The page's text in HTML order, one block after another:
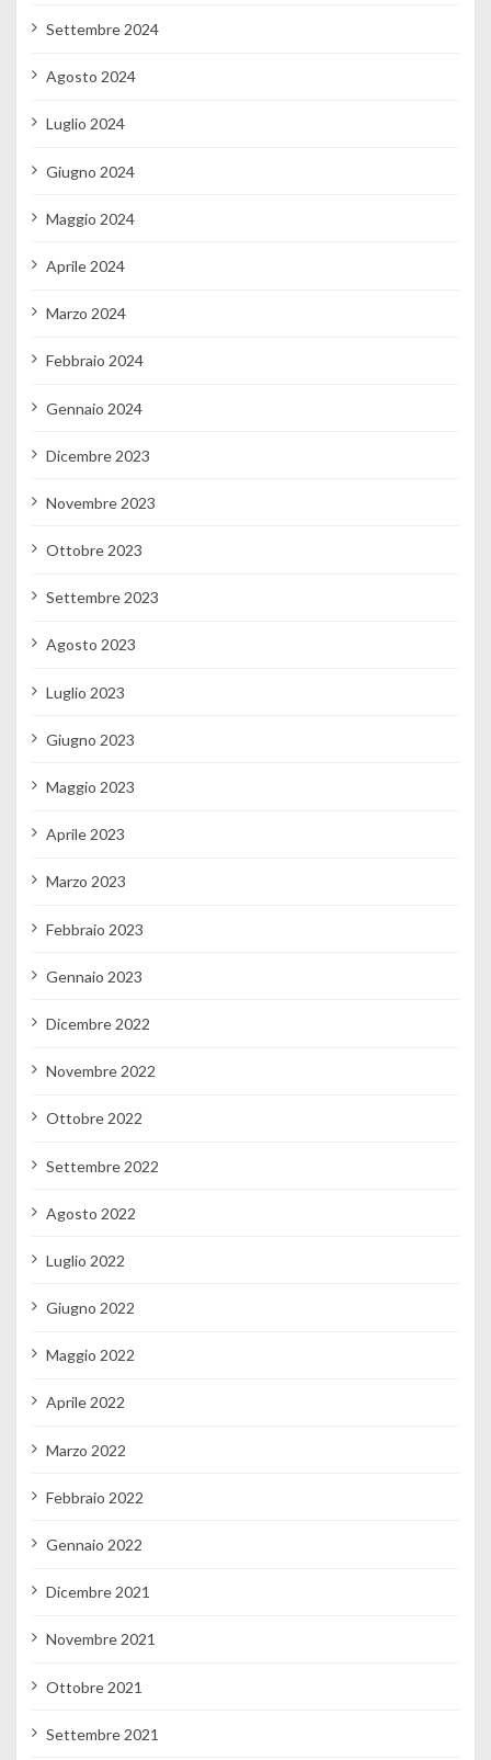
Settembre 2024
Agosto 2024
Luglio 2024
Giugno 2024
Maggio 2024
Aprile 2024
Marzo 2024
Febbraio 2024
Gennaio 2024
Dicembre 2023
Novembre 2023
Ottobre 2023
Settembre 2023
Agosto 2023
Luglio 2023
Giugno 2023
Maggio 2023
Aprile 2023
Marzo 2023
Febbraio 2023
Gennaio 2023
Dicembre 2022
Novembre 2022
Ottobre 2022
Settembre 2022
Agosto 2022
Luglio 2022
Giugno 2022
Maggio 2022
Aprile 2022
Marzo 2022
Febbraio 2022
Gennaio 2022
Dicembre 2021
Novembre 2021
Ottobre 2021
Settembre 2021